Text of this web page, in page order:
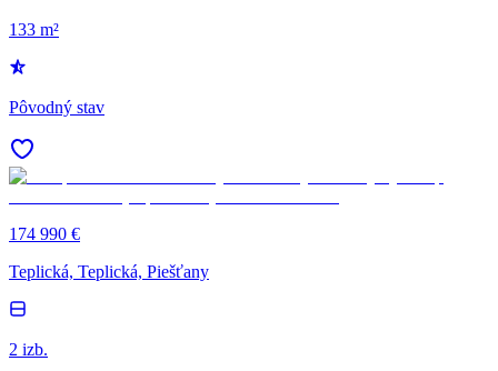
133 m²
Pôvodný stav
174 990 €
Teplická, Teplická, Piešťany
2 izb.